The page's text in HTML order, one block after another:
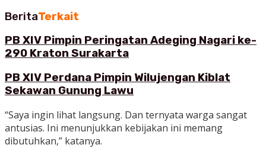
BeritaTerkait
PB XIV Pimpin Peringatan Adeging Nagari ke-
290 Kraton Surakarta
PB XIV Perdana Pimpin Wilujengan Kiblat
Sekawan Gunung Lawu
“Saya ingin lihat langsung. Dan ternyata warga sangat
antusias. Ini menunjukkan kebijakan ini memang
dibutuhkan,” katanya.